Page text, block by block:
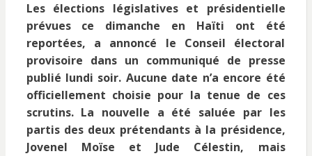
Les élections législatives et présidentielle
prévues ce dimanche en Haïti ont été
reportées, a annoncé le Conseil électoral
provisoire dans un communiqué de presse
publié lundi soir. Aucune date n’a encore été
officiellement choisie pour la tenue de ces
scrutins. La nouvelle a été saluée par les
partis des deux prétendants à la présidence,
Jovenel Moïse et Jude Célestin, mais